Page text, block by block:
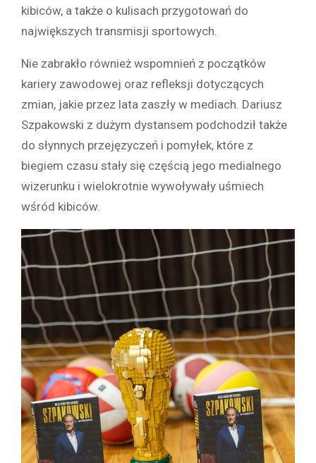
kibiców, a także o kulisach przygotowań do
największych transmisji sportowych.
Nie zabrakło również wspomnień z początków
kariery zawodowej oraz refleksji dotyczących
zmian, jakie przez lata zaszły w mediach. Dariusz
Szpakowski z dużym dystansem podchodził także
do słynnych przejęzyczeń i pomyłek, które z
biegiem czasu stały się częścią jego medialnego
wizerunku i wielokrotnie wywoływały uśmiech
wśród kibiców.